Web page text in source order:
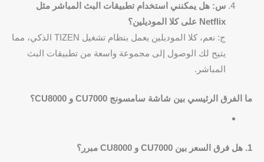
س: هل يمكنني استخدام تطبيقات البث المباشر مثل
Netflix على كلا الموديلين؟
ج: نعم، كلا الموديلين يعمل بنظام تشغيل TIZEN الذكي، مما
يتيح لك الوصول إلى مجموعة واسعة من تطبيقات البث
المباشر.
ما الفرق الرئيسي بين شاشة سامسونج CU7000 و CU8000؟
1. هل فرق السعر بين CU7000 و CU8000 مبرر؟